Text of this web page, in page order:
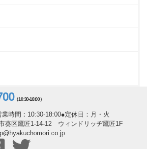
（10:30-18:00）
間：10:30-18:00●定休日：月・火
葵区鷹匠1-14-12 ウィンドリッヂ鷹匠1F